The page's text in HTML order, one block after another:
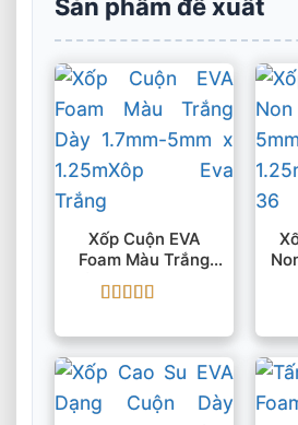
Sản phẩm đề xuất
Xốp Cuộn EVA
Foam Màu Trắng
Dày 1.7mm-5mm X
1.25m
hạng55 sao